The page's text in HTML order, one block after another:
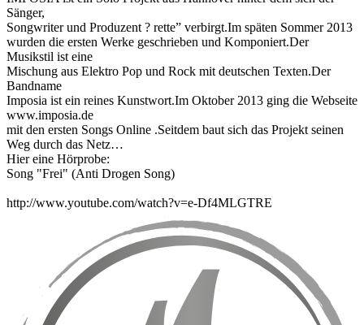
Sänger,
Songwriter und Produzent ? rette” verbirgt.Im späten Sommer 2013
wurden die ersten Werke geschrieben und Komponiert.Der
Musikstil ist eine
Mischung aus Elektro Pop und Rock mit deutschen Texten.Der
Bandname
Imposia ist ein reines Kunstwort.Im Oktober 2013 ging die Webseite
www.imposia.de
mit den ersten Songs Online .Seitdem baut sich das Projekt seinen
Weg durch das Netz…
Hier eine Hörprobe:
Song "Frei" (Anti Drogen Song)
http://www.youtube.com/watch?v=e-Df4MLGTRE